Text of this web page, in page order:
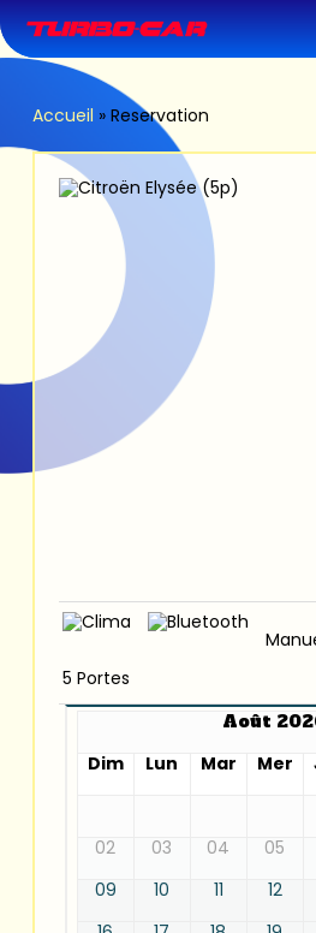
to
main
content
Accueil » Reservation
5 Portes
Août
Dim
Lun Mar Mer
02
03 04 05
09
10 11 12